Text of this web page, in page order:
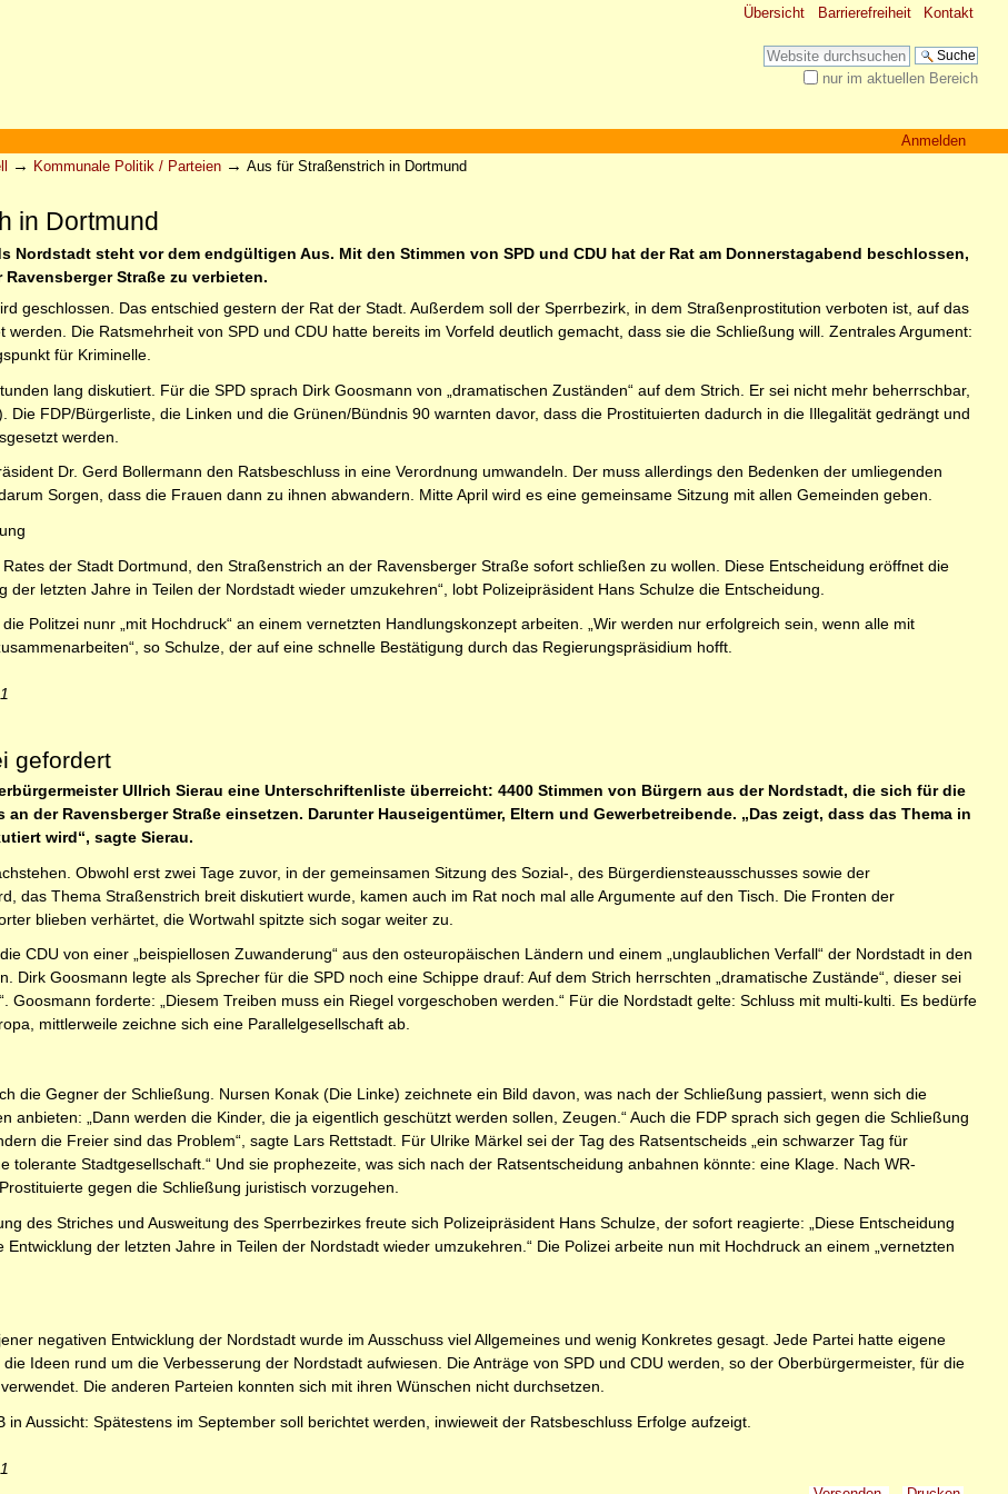
Übersicht Barrierefreiheit Kontakt
Website durchsuchen
nur im aktuellen Bereich
Anmelden
→ Kommunale Politik / Parteien → Aus für Straßenstrich in Dortmund
in Dortmund
Nordstadt steht vor dem endgültigen Aus. Mit den Stimmen von SPD und CDU hat der Rat am Donnerstagabend beschlossen,
Straße zu verbieten.
geschlossen. Das entschied gestern der Rat der Stadt. Außerdem soll der Sperrbezirk, in dem Straßenprostitution verboten ist, auf das
werden. Die Ratsmehrheit von SPD und CDU hatte bereits im Vorfeld deutlich gemacht, dass sie die Schließung will. Zentrales Argument:
für Kriminelle.
lang diskutiert. Für die SPD sprach Dirk Goosmann von „dramatischen Zuständen“ auf dem Strich. Er sei nicht mehr beherrschbar,
Die FDP/Bürgerliste, die Linken und die Grünen/Bündnis 90 warnten davor, dass die Prostituierten dadurch in die Illegalität gedrängt und
werden.
Dr. Gerd Bollermann den Ratsbeschluss in eine Verordnung umwandeln. Der muss allerdings den Bedenken der umliegenden
Sorgen, dass die Frauen dann zu ihnen abwandern. Mitte April wird es eine gemeinsame Sitzung mit allen Gemeinden geben.
Rates der Stadt Dortmund, den Straßenstrich an der Ravensberger Straße sofort schließen zu wollen. Diese Entscheidung eröffnet die
der letzten Jahre in Teilen der Nordstadt wieder umzukehren“, lobt Polizeipräsident Hans Schulze die Entscheidung.
Politzei nunr „mit Hochdruck“ an einem vernetzten Handlungskonzept arbeiten. „Wir werden nur erfolgreich sein, wenn alle mit
so Schulze, der auf eine schnelle Bestätigung durch das Regierungspräsidium hofft.
gefordert
Ullrich Sierau eine Unterschriftenliste überreicht: 4400 Stimmen von Bürgern aus der Nordstadt, die sich für die
der Ravensberger Straße einsetzen. Darunter Hauseigentümer, Eltern und Gewerbetreibende. „Das zeigt, dass das Thema in
wird“, sagte Sierau.
Obwohl erst zwei Tage zuvor, in der gemeinsamen Sitzung des Sozial-, des Bürgerdiensteausschusses sowie der
das Thema Straßenstrich breit diskutiert wurde, kamen auch im Rat noch mal alle Argumente auf den Tisch. Die Fronten der
blieben verhärtet, die Wortwahl spitzte sich sogar weiter zu.
CDU von einer „beispiellosen Zuwanderung“ aus den osteuropäischen Ländern und einem „unglaublichen Verfall“ der Nordstadt in den
Dirk Goosmann legte als Sprecher für die SPD noch eine Schippe drauf: Auf dem Strich herrschten „dramatische Zustände“, dieser sei
Goosmann forderte: „Diesem Treiben muss ein Riegel vorgeschoben werden.“ Für die Nordstadt gelte: Schluss mit multi-kulti. Es bedürfe
mittlerweile zeichne sich eine Parallelgesellschaft ab.
die Gegner der Schließung. Nursen Konak (Die Linke) zeichnete ein Bild davon, was nach der Schließung passiert, wenn sich die
anbieten: „Dann werden die Kinder, die ja eigentlich geschützt werden sollen, Zeugen.“ Auch die FDP sprach sich gegen die Schließung
die Freier sind das Problem“, sagte Lars Rettstadt. Für Ulrike Märkel sei der Tag des Ratsentscheids „ein schwarzer Tag für
tolerante Stadtgesellschaft.“ Und sie prophezeite, was sich nach der Ratsentscheidung anbahnen könnte: eine Klage. Nach WR-
gegen die Schließung juristisch vorzugehen.
des Striches und Ausweitung des Sperrbezirkes freute sich Polizeipräsident Hans Schulze, der sofort reagierte: „Diese Entscheidung
der letzten Jahre in Teilen der Nordstadt wieder umzukehren.“ Die Polizei arbeite nun mit Hochdruck an einem „vernetzten
negativen Entwicklung der Nordstadt wurde im Ausschuss viel Allgemeines und wenig Konkretes gesagt. Jede Partei hatte eigene
Ideen rund um die Verbesserung der Nordstadt aufwiesen. Die Anträge von SPD und CDU werden, so der Oberbürgermeister, für die
Die anderen Parteien konnten sich mit ihren Wünschen nicht durchsetzen.
in Aussicht: Spätestens im September soll berichtet werden, inwieweit der Ratsbeschluss Erfolge aufzeigt.